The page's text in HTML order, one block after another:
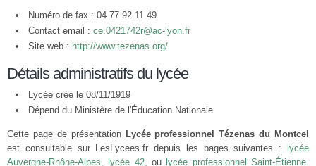
Numéro de fax : 04 77 92 11 49
Contact email : ce.0421742r@ac-lyon.fr
Site web : http://www.tezenas.org/
Détails administratifs du lycée
Lycée créé le 08/11/1919
Dépend du Ministère de l'Éducation Nationale
Cette page de présentation Lycée professionnel Tézenas du Montcel
est consultable sur LesLycees.fr depuis les pages suivantes :
lycée
Auvergne-Rhône-Alpes, lycée 42, ou lycée professionnel Saint-Étienne.